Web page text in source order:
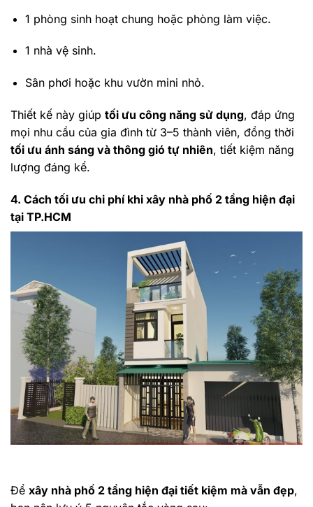
1 phòng sinh hoạt chung hoặc phòng làm việc.
1 nhà vệ sinh.
Sân phơi hoặc khu vườn mini nhỏ.
Thiết kế này giúp tối ưu công năng sử dụng, đáp ứng
mọi nhu cầu của gia đình từ 3–5 thành viên, đồng thời
tối ưu ánh sáng và thông gió tự nhiên, tiết kiệm năng
lượng đáng kể.
4. Cách tối ưu chi phí khi xây nhà phố 2 tầng hiện đại
tại TP.HCM
Để xây nhà phố 2 tầng hiện đại tiết kiệm mà vẫn đẹp,